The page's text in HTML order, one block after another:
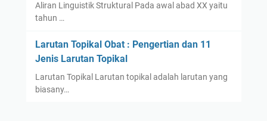
Aliran Linguistik Struktural Pada awal abad XX yaitu
tahun …
Larutan Topikal Obat : Pengertian dan 11
Jenis Larutan Topikal
Larutan Topikal Larutan topikal adalah larutan yang
biasany…